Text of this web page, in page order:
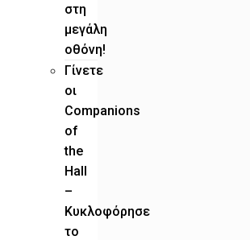
στη
μεγάλη
οθόνη!
Γίνετε
οι
Companions
of
the
Hall
–
Κυκλοφόρησε
το